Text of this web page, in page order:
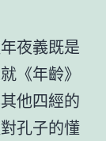
夜義既是
《年齡》
他四經的
孔子的懂